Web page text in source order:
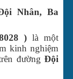
DOWNLOAD
CVI BENCO
Nhân, Ba
) là một
kinh nghiệm
đườngĐội